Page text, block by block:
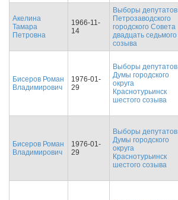
Акелина
Тамара
Петровна
1966-11-
14
Выборы депутатов
Петрозаводского
городского Совета
двадцать седьмого
созыва
Бисеров Роман
Владимирович
1976-01-
29
Выборы депутатов
Думы городского
округа
Краснотурьинск
шестого созыва
Бисеров Роман
Владимирович
1976-01-
29
Выборы депутатов
Думы городского
округа
Краснотурьинск
шестого созыва